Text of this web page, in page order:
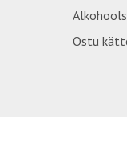
Ostu